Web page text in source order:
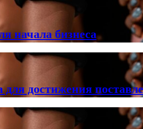
начала бизнеса
достижения